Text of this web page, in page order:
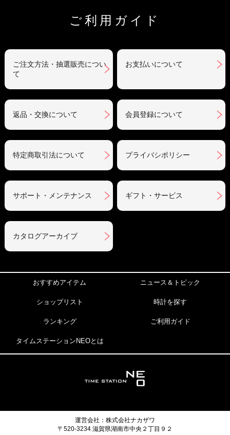
ご利用ガイド
ご注文方法・抽選販売につい
て
お支払いについて
返品・交換について 会員登録について
特定商取引法について プライバシポリシー
サポート・メンテナンス ギフト・サービス
カタログアーカイブ
おすすめアイテム ニュース＆トピック
ショップリスト 時計を探す
ランキング ご利用ガイド
タイムステーションNEOとは
運営会社：株式会社ナカザワ
〒520-3234 滋賀県湖南市中央２丁目９２